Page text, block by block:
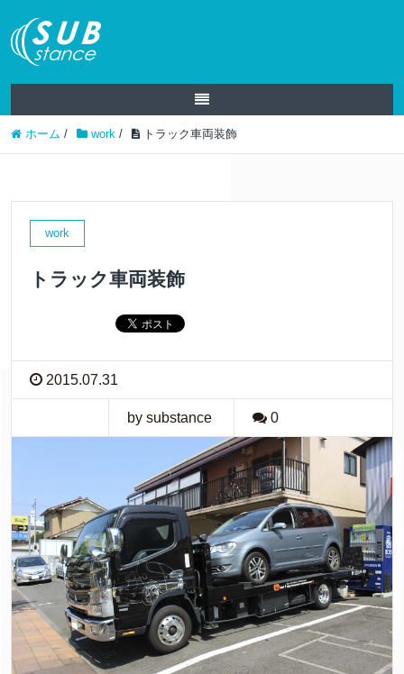
ホーム / work / トラック車両装飾
work
トラック車両装飾
2015.07.31
by substance 0